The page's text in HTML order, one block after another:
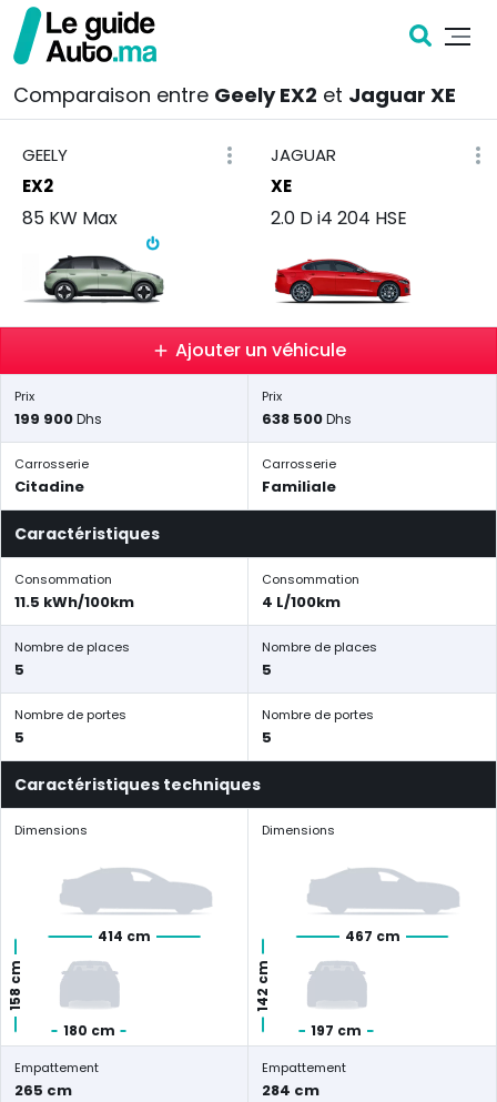
Comparaison entre Geely EX2 et Jaguar XE
GEELY
EX2
85 KW Max
JAGUAR
XE
2.0 D i4 204 HSE
Ajouter un véhicule
Prix
199 900Dhs
Prix
638 500Dhs
Carrosserie
Citadine
Carrosserie
Familiale
Caractéristiques
Consommation
11.5 kWh/100km
Consommation
4 L/100km
Nombre de places
5
Nombre de places
5
Nombre de portes
5
Nombre de portes
5
Caractéristiques techniques
Dimensions
414 cm
180 cm
158 cm
Dimensions
467 cm
197 cm
142 cm
Empattement
265 cm
Empattement
284 cm